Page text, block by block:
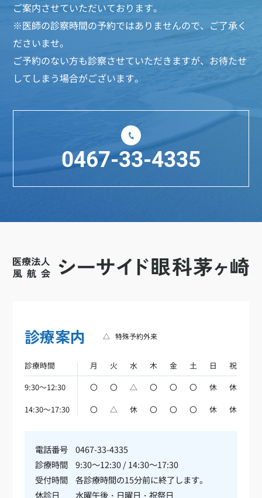
ご案内させていただいております。
※医師の診察時間の予約ではありませんので、ご了承く
ださいませ。
ご予約のない方も診察させていただきますが、お待たせ
してしまう場合がございます。
0467-33-4335
診療案内 △ 特殊予約外来
診療時間 月 火 水 木 金 土 日
祝
9:30～12:30
〇 〇 △ 〇 〇 〇 休
休
14:30～17:30
〇 △ 休 〇 〇 〇 休 休
電話番号
0467-33-4335
診療時間
9:30～12:30 / 14:30～17:30
受付時間
各診療時間の15分前に終了します。
休診日
水曜午後・日曜日・祝祭日